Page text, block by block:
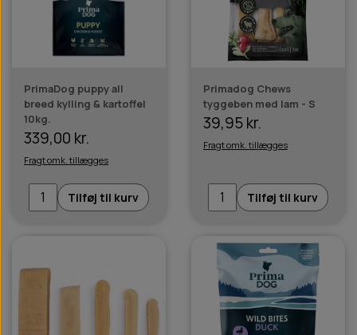
PrimaDog puppy all
breed kylling & kartoffel
10kg.
339,00 kr.
Fragt omk. tillægges
Tilføj til kurv
Primadog Chews
tyggeben med lam - S
39,95 kr.
Fragt omk. tillægges
Tilføj til kurv